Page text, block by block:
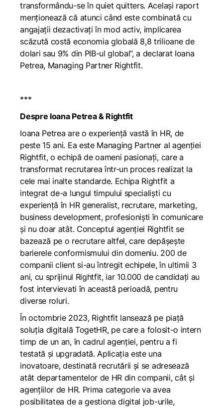
transformându-se în quiet quitters. Același raport
menționează că atunci când este combinată cu
angajații dezactivați în mod activ, implicarea
scăzută costă economia globală 8,8 trilioane de
dolari sau 9% din PIB-ul global”,a declarat Ioana
Petrea, Managing Partner Rightfit.
***
Despre Ioana Petrea & Rightfit
Ioana Petrea are o experiență vastă în HR, de
peste 15 ani. Ea este Managing Partner al agenției
Rightfit, o echipă de oameni pasionați, care a
transformat recrutarea într-un proces realizat la
cele mai inalte standarde. Echipa Rightfit a
integrat de-a lungul timpului specialiști cu
experiență în HR generalist, recrutare, marketing,
business development, profesioniști în comunicare
și nu doar atât. Conceptul agenției Rightfit se
bazează pe o recrutare altfel, care depășește
barierele conformismului din domeniu. 200 de
companii client si-au întregit echipele, în ultimii 3
ani, cu sprijinul Rightfit, iar 10.000 de candidați au
fost intervievati în această perioadă, pentru
diverse roluri.
În octombrie 2023, Rightfit lansează pe piață
soluţia digitală TogetHR, pe care a folosit-o intern
timp de un an, în cadrul agenţiei, pentru a fi
testată şi upgradată. Aplicația este una
inovatoare, destinată recrutării și se adresează
atât departamentelor de HR din companii, cât și
agențiilor de HR. Prima categorie va avea
posibilitatea de a gestiona digital job-urile,